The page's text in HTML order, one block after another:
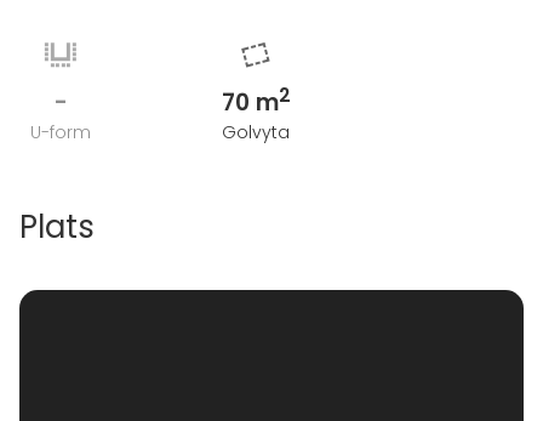
-
U-form
70 m2
Golvyta
Plats